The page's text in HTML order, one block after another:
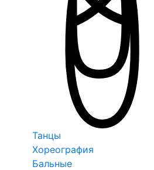
Танцы
Хореография
Бальные